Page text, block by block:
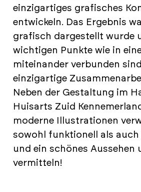
einzigartiges grafisches
entwickeln. Das Ergebnis
grafisch dargestellt wurde
wichtigen Punkte wie in
miteinander verbunden
einzigartige
Neben der Gestaltung im
Huisarts Zuid
moderne Illustrationen
sowohl funktionell als
und ein schönes Aussehen
vermitteln!